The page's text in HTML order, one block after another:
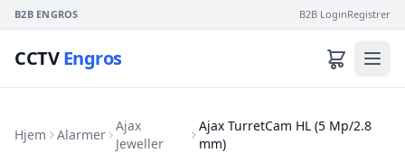
B2B ENGROS B2B LoginRegistrer
CCTVEngros
Hjem Alarmer
Ajax
Jeweller
Ajax TurretCam HL (5 Mp/2.8
mm)